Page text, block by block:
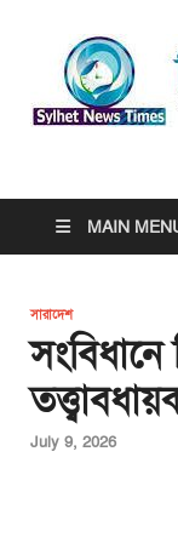
সিলেট
News
MAIN
সারাদেশ
July 9, 2026